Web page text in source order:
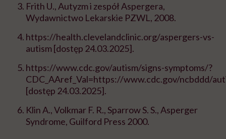
Frith U., Autyzm i zespół Aspergera,
Wydawnictwo Lekarskie PZWL, 2008.
https://health.clevelandclinic.org/aspergers-vs-
autism [dostęp 24.03.2025].
https://www.cdc.gov/autism/signs-symptoms/?
CDC_AAref_Val=https://www.cdc.gov/ncbddd/
[dostęp 24.03.2025].
Klin A., Volkmar F. R., Sparrow S. S., Asperger
Syndrome, Guilford Press 2000.